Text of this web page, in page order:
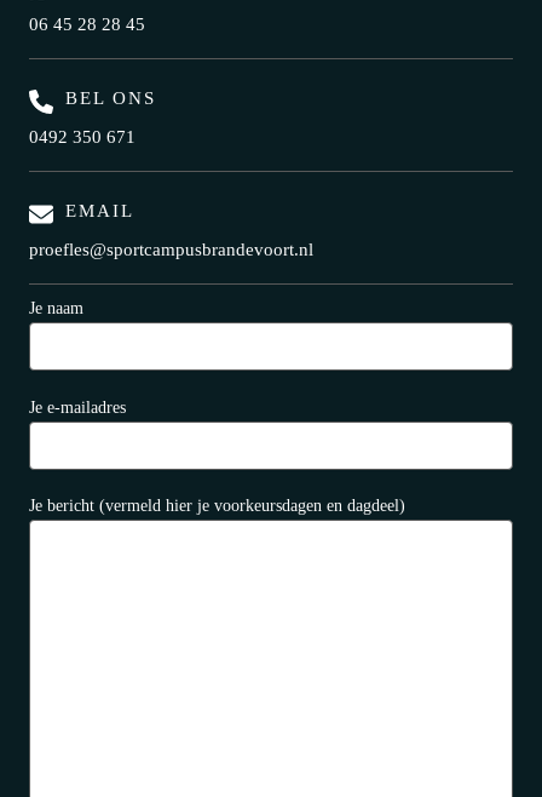
06 45 28 28 45
BEL ONS
0492 350 671
EMAIL
proefles@sportcampusbrandevoort.nl
Je naam
Je e-mailadres
Je bericht (vermeld hier je voorkeursdagen en dagdeel)